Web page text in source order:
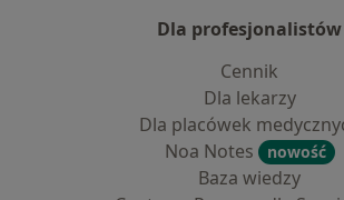
Dla profesjonalistów
Cennik
Dla lekarzy
Dla placówek
Noa Notes
nowość
Baza wiedzy